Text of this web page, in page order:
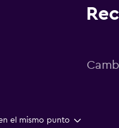
el mismo punto